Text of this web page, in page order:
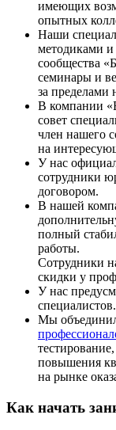
имеющих
опытных
Наши
методиками и
сообщества
семинары и
за
В компании
совет
член нашего
на
У нас
сотрудники
договором.
В нашей
полный
работы.
Сотрудники
скидки у
У нас
специалистов.
Мы
повышения
на рынке
Как начать